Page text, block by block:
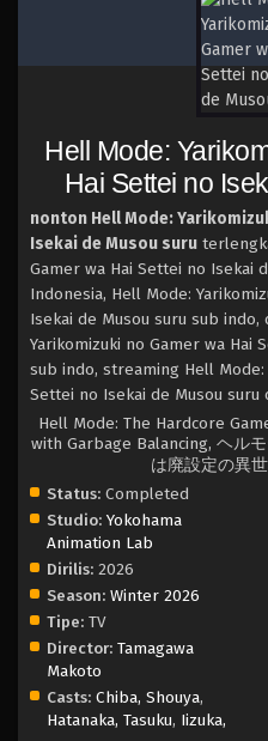
Hell Mode:
Hai Settei no
nonton Hell Mode:
Isekai de Musou suru
Gamer wa Hai Settei no Isekai
Indonesia, Hell Mode:
Isekai de Musou suru sub
Yarikomizuki no Gamer wa Hai
sub indo, streaming Hell Mode:
Settei no Isekai de Musou suru
Hell Mode: The Hardcore
with Garbage Balancing, ヘル
は廃設定の異
Status: Completed
Studio: Yokohama
Animation Lab
Dirilis: 2026
Season: Winter 2026
Tipe: TV
Director: Tamagawa
Makoto
Casts: Chiba, Shouya,
Hatanaka, Tasuku, Iizuka,